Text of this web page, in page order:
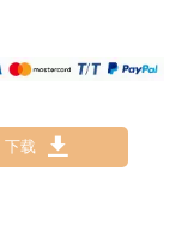
下载 